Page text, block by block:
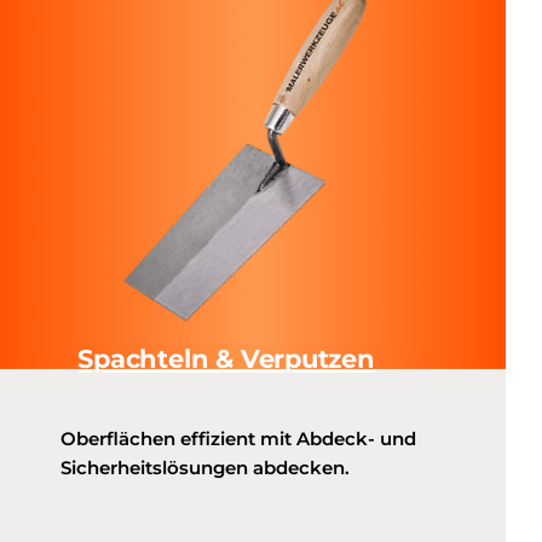
Oberflächen effizient mit Abdeck- und
Sicherheitslösungen abdecken.
Spachteln & Verputzen